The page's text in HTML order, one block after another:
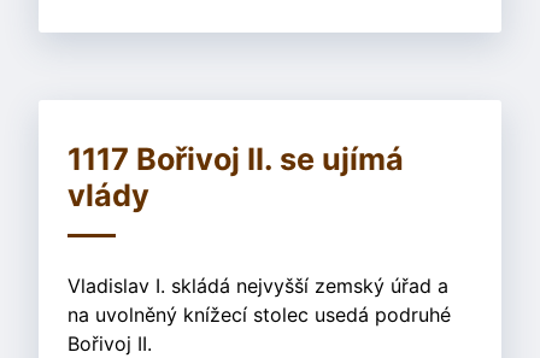
1117 Bořivoj II. se ujímá
vlády
Vladislav I. skládá nejvyšší zemský úřad a
na uvolněný knížecí stolec usedá podruhé
Bořivoj II.